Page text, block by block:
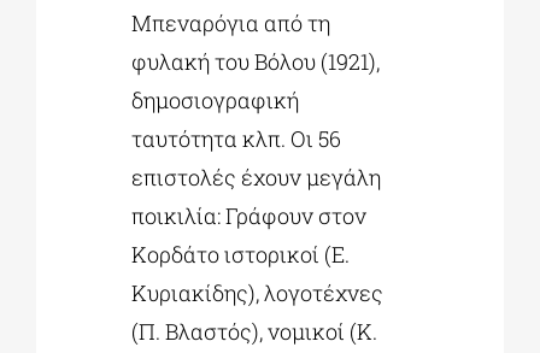
Μπεναρόγια από τη
φυλακή του Βόλου (1921),
δημοσιογραφική
ταυτότητα κλπ. Οι 56
επιστολές έχουν μεγάλη
ποικιλία: Γράφουν στον
Κορδάτο ιστορικοί (Ε.
Κυριακίδης), λογοτέχνες
(Π. Βλαστός), νομικοί (Κ.